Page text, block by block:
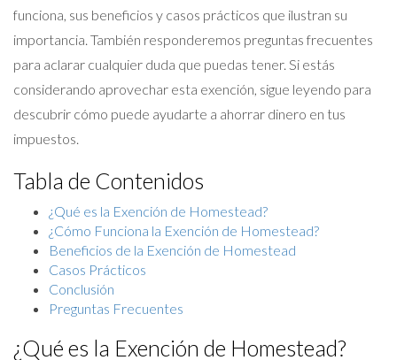
funciona, sus beneficios y casos prácticos que ilustran su
importancia. También responderemos preguntas frecuentes
para aclarar cualquier duda que puedas tener. Si estás
considerando aprovechar esta exención, sigue leyendo para
descubrir cómo puede ayudarte a ahorrar dinero en tus
impuestos.
Tabla de Contenidos
¿Qué es la Exención de Homestead?
¿Cómo Funciona la Exención de Homestead?
Beneficios de la Exención de Homestead
Casos Prácticos
Conclusión
Preguntas Frecuentes
¿Qué es la Exención de Homestead?